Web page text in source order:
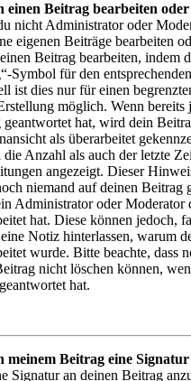
einen Beitrag bearbeiten oder
nicht Administrator oder
eigenen Beiträge bearbeiten
Beitrag bearbeiten, indem
Symbol für den
ist dies nur für einen
möglich. Wenn bereits
geantwortet hat, wird dein
als überarbeitet
Anzahl als auch der letzte
angezeigt. Dieser
niemand auf deinen Beitrag
Administrator oder Moderator
hat. Diese können jedoch,
Notiz hinterlassen, warum
wurde. Bitte beachte, dass
nicht löschen können,
hat.
meinem Beitrag eine
Signatur an deinen Beitrag